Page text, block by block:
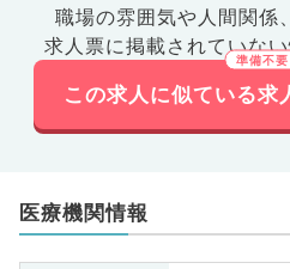
職場の雰囲気や人間関係、
求人票に掲載されていな
この求人に似ている求
医療機関情報